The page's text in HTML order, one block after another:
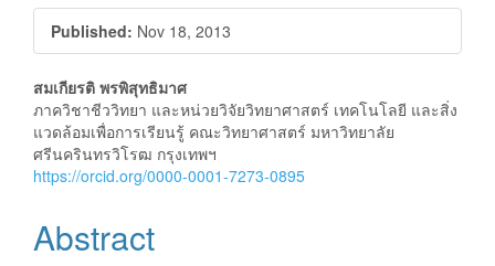
Published: Nov 18, 2013
Main
Article
Content
สมเกียรติ พรพิสุทธิมาศ
ภาควิชาชีววิทยา และหน่วยวิจัยวิทยาศาสตร์ เทคโนโลยี และสิ่ง
แวดล้อมเพื่อการเรียนรู้ คณะวิทยาศาสตร์ มหาวิทยาลัย
ศรีนครินทรวิโรฒ กรุงเทพฯ
https://orcid.org/0000-0001-7273-0895
Abstract